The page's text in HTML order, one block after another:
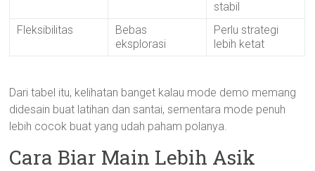
stabil
Fleksibilitas
Bebas
eksplorasi
Perlu strategi
lebih ketat
Dari tabel itu, kelihatan banget kalau mode demo memang
didesain buat latihan dan santai, sementara mode penuh
lebih cocok buat yang udah paham polanya.
Cara Biar Main Lebih Asik